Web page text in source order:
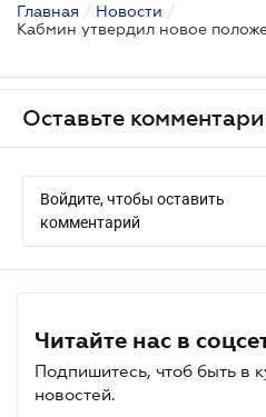
Главная / Новости /
Оставьте
Войдите, чтобы оставить
комментарий
Читайте нас в
Подпишитесь, чтоб быть в
новостей.